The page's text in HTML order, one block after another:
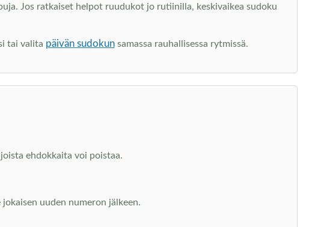
Jos ratkaiset helpot ruudukot jo rutiinilla, keskivaikea sudoku
tai valita päivän sudokunsamassa rauhallisessa rytmissä.
ehdokkaita voi poistaa.
uuden numeron jälkeen.